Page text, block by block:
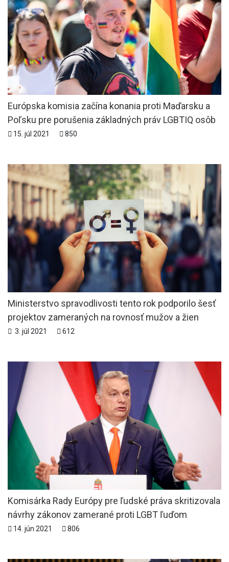
Európska komisia začína konania proti Maďarsku a
Poľsku pre porušenia základných práv LGBTIQ osôb
15. júl 2021 850
Ministerstvo spravodlivosti tento rok podporilo šesť
projektov zameraných na rovnosť mužov a žien
3. júl 2021 612
Komisárka Rady Európy pre ľudské práva skritizovala
návrhy zákonov zamerané proti LGBT ľuďom
14. jún 2021 806